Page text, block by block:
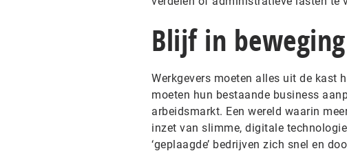
Blijf in beweging
Werkgevers moeten alles uit de kast
moeten hun bestaande business
arbeidsmarkt. Een wereld waarin
inzet van slimme, digitale
‘geplaagde’ bedrijven zich snel en